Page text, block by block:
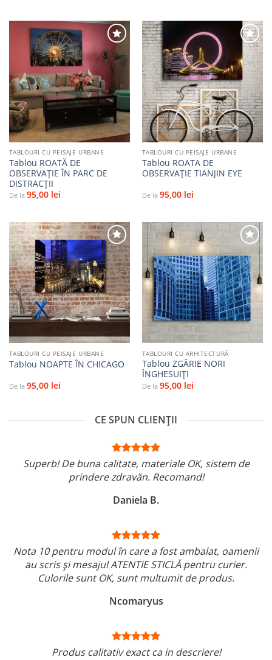
Adaugă
favorite
TABLOURI CU PEISAJE URBANE
Tablou ROATĂ DE
OBSERVAȚIE ÎN PARC DE
DISTRACȚII
De la 95,00 lei
Adaugă
la
favorite
TABLOURI CU PEISAJE URBANE
Tablou ROATA DE
OBSERVAȚIE TIANJIN EYE
De la 95,00 lei
Adaugă
la
favorite
TABLOURI CU PEISAJE URBANE
Tablou NOAPTE ÎN CHICAGO
De la 95,00 lei
Adaugă
la
favorite
TABLOURI CU ARHITECTURĂ
Tablou ZGĂRIE NORI
ÎNGHESUIȚI
De la 95,00 lei
CE SPUN CLIENȚII
Superb! De buna calitate, materiale OK, sistem de
prindere zdravăn. Recomand!
Daniela B.
Nota 10 pentru modul în care a fost ambalat, oamenii
au scris și mesajul ATENTIE STICLĂ pentru curier.
Culorile sunt OK, sunt multumit de produs.
Ncomaryus
Produs calitativ exact ca in descriere!